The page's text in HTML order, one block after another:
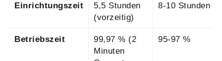
Einrichtungszeit
5,5 Stunden
(vorzeitig)
8-10 Stunden
Betriebszeit
99,97 % (2
Minuten
95-97 %